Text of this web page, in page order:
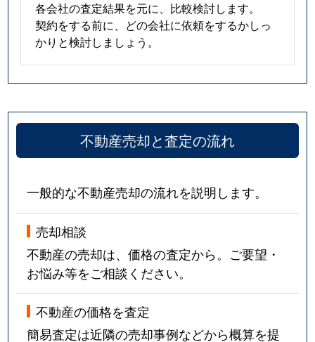
各会社の査定結果を元に、比較検討します。
契約をする前に、どの会社に依頼をするかしっ
かりと検討しましょう。
不動産売却と査定の流れ
一般的な不動産売却の流れを説明します。
売却相談
不動産の売却は、価格の査定から。ご要望・
お悩み等をご相談ください。
不動産の価格を査定
簡易査定は近隣の売却事例などから概算を提